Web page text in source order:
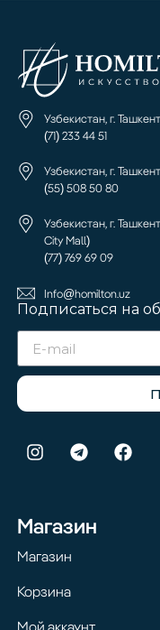
Узбекистан, г.
(71) 233 44 51
Узбекистан, г.
(55) 508 50 80
Узбекистан, г.
City Mall)
(77) 769 69 09
Info@homilton.uz
Подписаться на
Магазин
Магазин
Корзина